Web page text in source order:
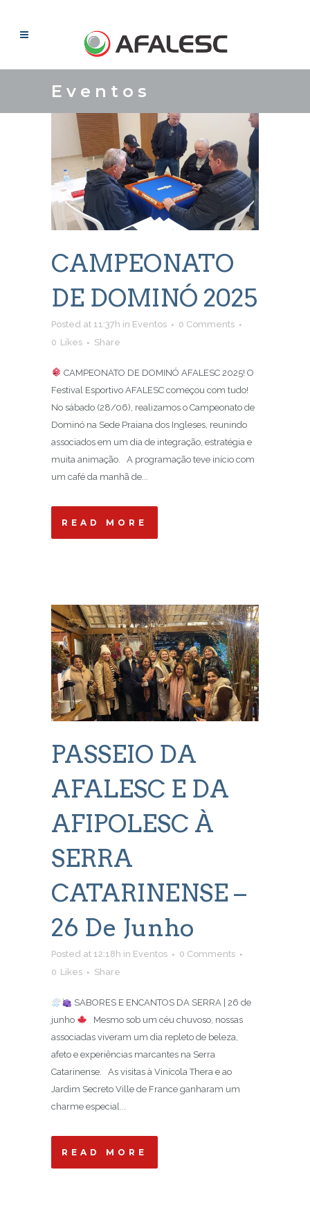
Eventos
CAMPEONATO
DE DOMINÓ 2025
Posted at 11:37h in Eventos
0 Comments
0 Likes Share
CAMPEONATO DE DOMINÓ AFALESC 2025! O
Festival Esportivo AFALESC começou com tudo!
No sábado (28/06), realizamos o Campeonato de
Dominó na Sede Praiana dos Ingleses, reunindo
associados em um dia de integração, estratégia e
muita animação. A programação teve início com
um café da manhã de...
READ MORE
PASSEIO DA
AFALESC E DA
AFIPOLESC À
SERRA
CATARINENSE –
26 De Junho
Posted at 12:18h in Eventos
0 Comments
0 Likes Share
SABORES E ENCANTOS DA SERRA | 26 de
junho
Mesmo sob um céu chuvoso, nossas
associadas viveram um dia repleto de beleza,
afeto e experiências marcantes na Serra
Catarinense. As visitas à Vinícola Thera e ao
Jardim Secreto Ville de France ganharam um
charme especial...
READ MORE